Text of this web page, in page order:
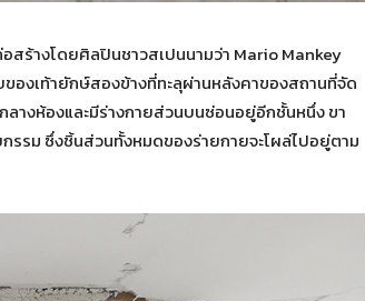
สร้างโดยศิลปินชาวสเปนนามว่า Mario Mankey
องเท้ายักษ์สองข้างที่ทะลุผ่านหลังคาของสถานที่จัด
างห้องและมีร่างกายส่วนบนซ่อนอยู่อีกชั้นหนึ่ง ขา
รม ซึ่งชิ้นส่วนทั้งหมดของร่ายกายจะโผล่ไปอยู่ตาม